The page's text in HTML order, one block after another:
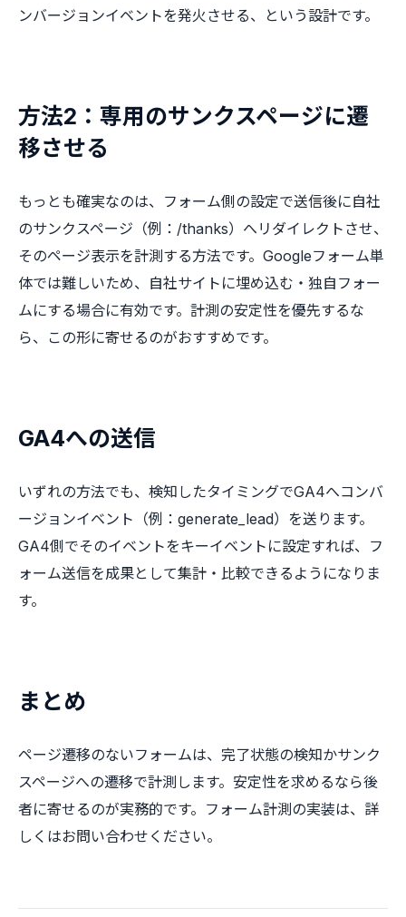
ンバージョンイベントを発火させる、という設計です。
方法2：専用のサンクスページに遷
移させる
もっとも確実なのは、フォーム側の設定で送信後に自社
のサンクスページ（例：/thanks）へリダイレクトさせ、
そのページ表示を計測する方法です。Googleフォーム単
体では難しいため、自社サイトに埋め込む・独自フォー
ムにする場合に有効です。計測の安定性を優先するな
ら、この形に寄せるのがおすすめです。
GA4への送信
いずれの方法でも、検知したタイミングでGA4へコンバ
ージョンイベント（例：generate_lead）を送ります。
GA4側でそのイベントをキーイベントに設定すれば、フ
ォーム送信を成果として集計・比較できるようになりま
す。
まとめ
ページ遷移のないフォームは、完了状態の検知かサンク
スページへの遷移で計測します。安定性を求めるなら後
者に寄せるのが実務的です。フォーム計測の実装は、詳
しくはお問い合わせください。